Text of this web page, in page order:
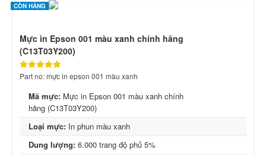
CÒN HÀNG
Mực in Epson 001 màu xanh chính hãng
(C13T03Y200)
Part no: mực in epson 001 màu xanh
Mã mực: Mực in Epson 001 màu xanh chính
hãng (C13T03Y200)
Loại mực: In phun màu xanh
Dung lượng: 6.000 trang độ phủ 5%